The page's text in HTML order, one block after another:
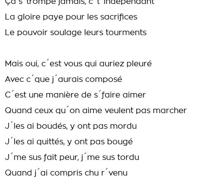
La gloire paye pour les sacrifices
Le pouvoir soulage leurs tourments
Mais oui, c´est vous qui auriez pleuré
Avec c´que j´aurais composé
C´est une manière de s´faire aimer
Quand ceux qu´on aime veulent pas marcher
J´les ai boudés, y ont pas mordu
J´les ai quittés, y ont pas bougé
J´me sus fait peur, j´me sus tordu
Quand j´ai compris chu r´venu